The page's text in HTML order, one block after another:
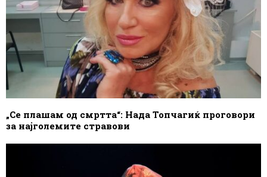
„Се плашам од смртта“: Нада Топчагиќ проговори
за најголемите стравови